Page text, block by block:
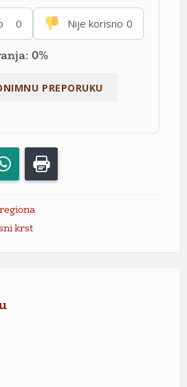
0 Nije korisno 0
0%
WhatsApp
krst